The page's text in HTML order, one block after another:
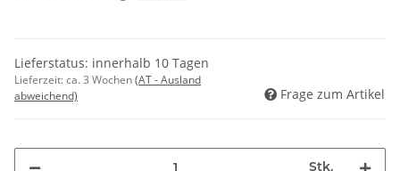
Lieferstatus: innerhalb 10 Tagen
Lieferzeit:ca. 3 Wochen(AT - Ausland
abweichend)
Frage zum Artikel
Stk.